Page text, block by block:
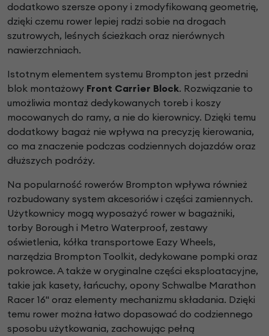
dodatkowo szersze opony i zmodyfikowaną geometrię,
dzięki czemu rower lepiej radzi sobie na drogach
szutrowych, leśnych ścieżkach oraz nierównych
nawierzchniach.
Istotnym elementem systemu Brompton jest przedni
blok montażowy Front Carrier Block. Rozwiązanie to
umożliwia montaż dedykowanych toreb i koszy
mocowanych do ramy, a nie do kierownicy. Dzięki temu
dodatkowy bagaż nie wpływa na precyzję kierowania,
co ma znaczenie podczas codziennych dojazdów oraz
dłuższych podróży.
Na popularność rowerów Brompton wpływa również
rozbudowany system akcesoriów i części zamiennych.
Użytkownicy mogą wyposażyć rower w bagażniki,
torby Borough i Metro Waterproof, zestawy
oświetlenia, kółka transportowe Eazy Wheels,
narzędzia Brompton Toolkit, dedykowane pompki oraz
pokrowce. A także w oryginalne części eksploatacyjne,
takie jak kasety, łańcuchy, opony Schwalbe Marathon
Racer 16" oraz elementy mechanizmu składania. Dzięki
temu rower można łatwo dopasować do codziennego
sposobu użytkowania, zachowując pełną